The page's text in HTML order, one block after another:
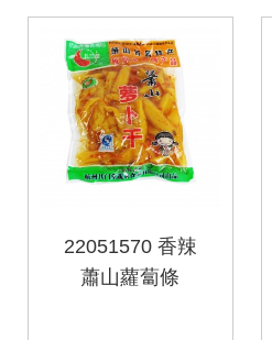
22051570 香辣
蕭山蘿蔔條